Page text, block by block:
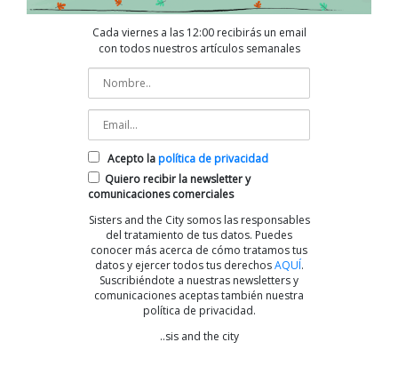
Cada viernes a las 12:00 recibirás un email
con todos nuestros artículos semanales
Acepto lapolítica de privacidad
Quiero recibir la newsletter y
comunicaciones comerciales
Sisters and the City somos las responsables
del tratamiento de tus datos. Puedes
conocer más acerca de cómo tratamos tus
datos y ejercer todos tus derechosAQUÍ.
Suscribiéndote a nuestras newsletters y
comunicaciones aceptas también nuestra
política de privacidad.
..sis and the city